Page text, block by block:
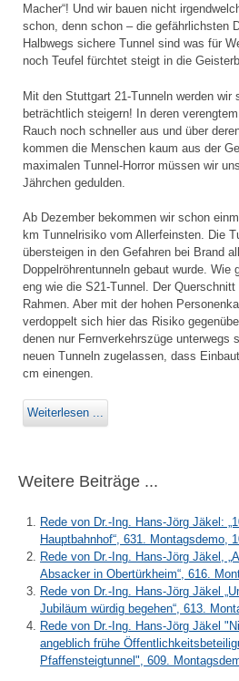
Macher“! Und wir bauen nicht
schon, denn schon – die gefährlichsten
Halbwegs sichere Tunnel sind was für
noch Teufel fürchtet steigt in die
Mit den Stuttgart 21-Tunneln werden wir
beträchtlich steigern! In deren
Rauch noch schneller aus und über
kommen die Menschen kaum aus der
maximalen Tunnel-Horror müssen wir
Jährchen gedulden.
Ab Dezember bekommen wir schon
km Tunnelrisiko vom Allerfeinsten. Die
übersteigen in den Gefahren bei Brand
Doppelröhrentunneln gebaut wurde.
eng wie die S21-Tunnel. Der
Rahmen. Aber mit der hohen
verdoppelt sich hier das Risiko
denen nur Fernverkehrszüge unterwegs
neuen Tunneln zugelassen, dass
cm einengen.
Weiterlesen ...
Weitere Beiträge ...
Rede von Dr.-Ing. Hans-Jörg Jäkel:
Hauptbahnhof“, 631. Montagsdemo,
Rede von Dr.-Ing. Hans-Jörg Jäkel,
Absacker in Obertürkheim“, 616.
Rede von Dr.-Ing. Hans-Jörg Jäkel
Jubiläum würdig begehen“, 613.
Rede von Dr.-Ing. Hans-Jörg Jäkel
angeblich frühe
Pfaffensteigtunnel", 609.